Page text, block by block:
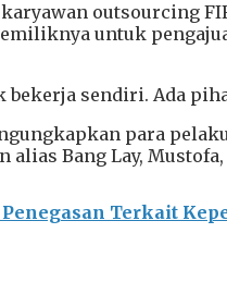
outsourcing
untuk
bekerja sendiri. Ada
para
Bang Lay,
Terkait